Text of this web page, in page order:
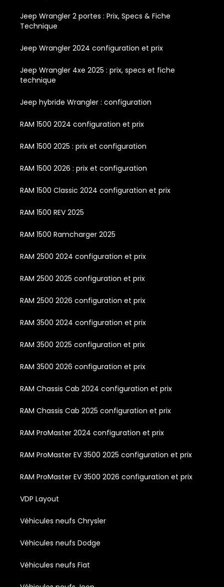
Jeep Wrangler 2 portes : Prix, Specs & Fiche
Technique
Jeep Wrangler 2024 configuration et prix
Jeep Wrangler 4xe 2025 : prix, specs et fiche
technique
Jeep hybride Wrangler : configuration
RAM 1500 2024 configuration et prix
RAM 1500 2025 : prix et configuration
RAM 1500 2026 : prix et configuration
RAM 1500 Classic 2024 configuration et prix
RAM 1500 REV 2025
RAM 1500 Ramcharger 2025
RAM 2500 2024 configuration et prix
RAM 2500 2025 configuration et prix
RAM 2500 2026 configuration et prix
RAM 3500 2024 configuration et prix
RAM 3500 2025 configuration et prix
RAM 3500 2026 configuration et prix
RAM Chassis Cab 2024 configuration et prix
RAM Chassis Cab 2025 configuration et prix
RAM ProMaster 2024 configuration et prix
RAM ProMaster EV 3500 2025 configuration et prix
RAM ProMaster EV 3500 2026 configuration et prix
VDP Layout
Véhicules neufs Chrysler
Véhicules neufs Dodge
Véhicules neufs Fiat